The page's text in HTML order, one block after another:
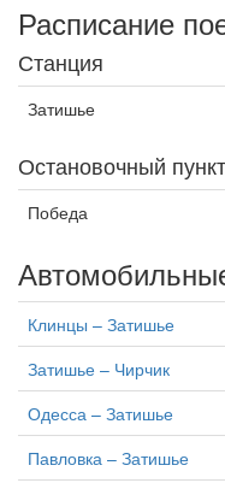
Расписание
Станция
Затишье
Остановочный пункт
Победа
Клинцы – Затишье
Затишье – Чирчик
Одесса – Затишье
Павловка – Затишье